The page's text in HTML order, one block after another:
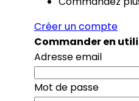
Créer un compte
Commander en
Adresse email
Mot de passe